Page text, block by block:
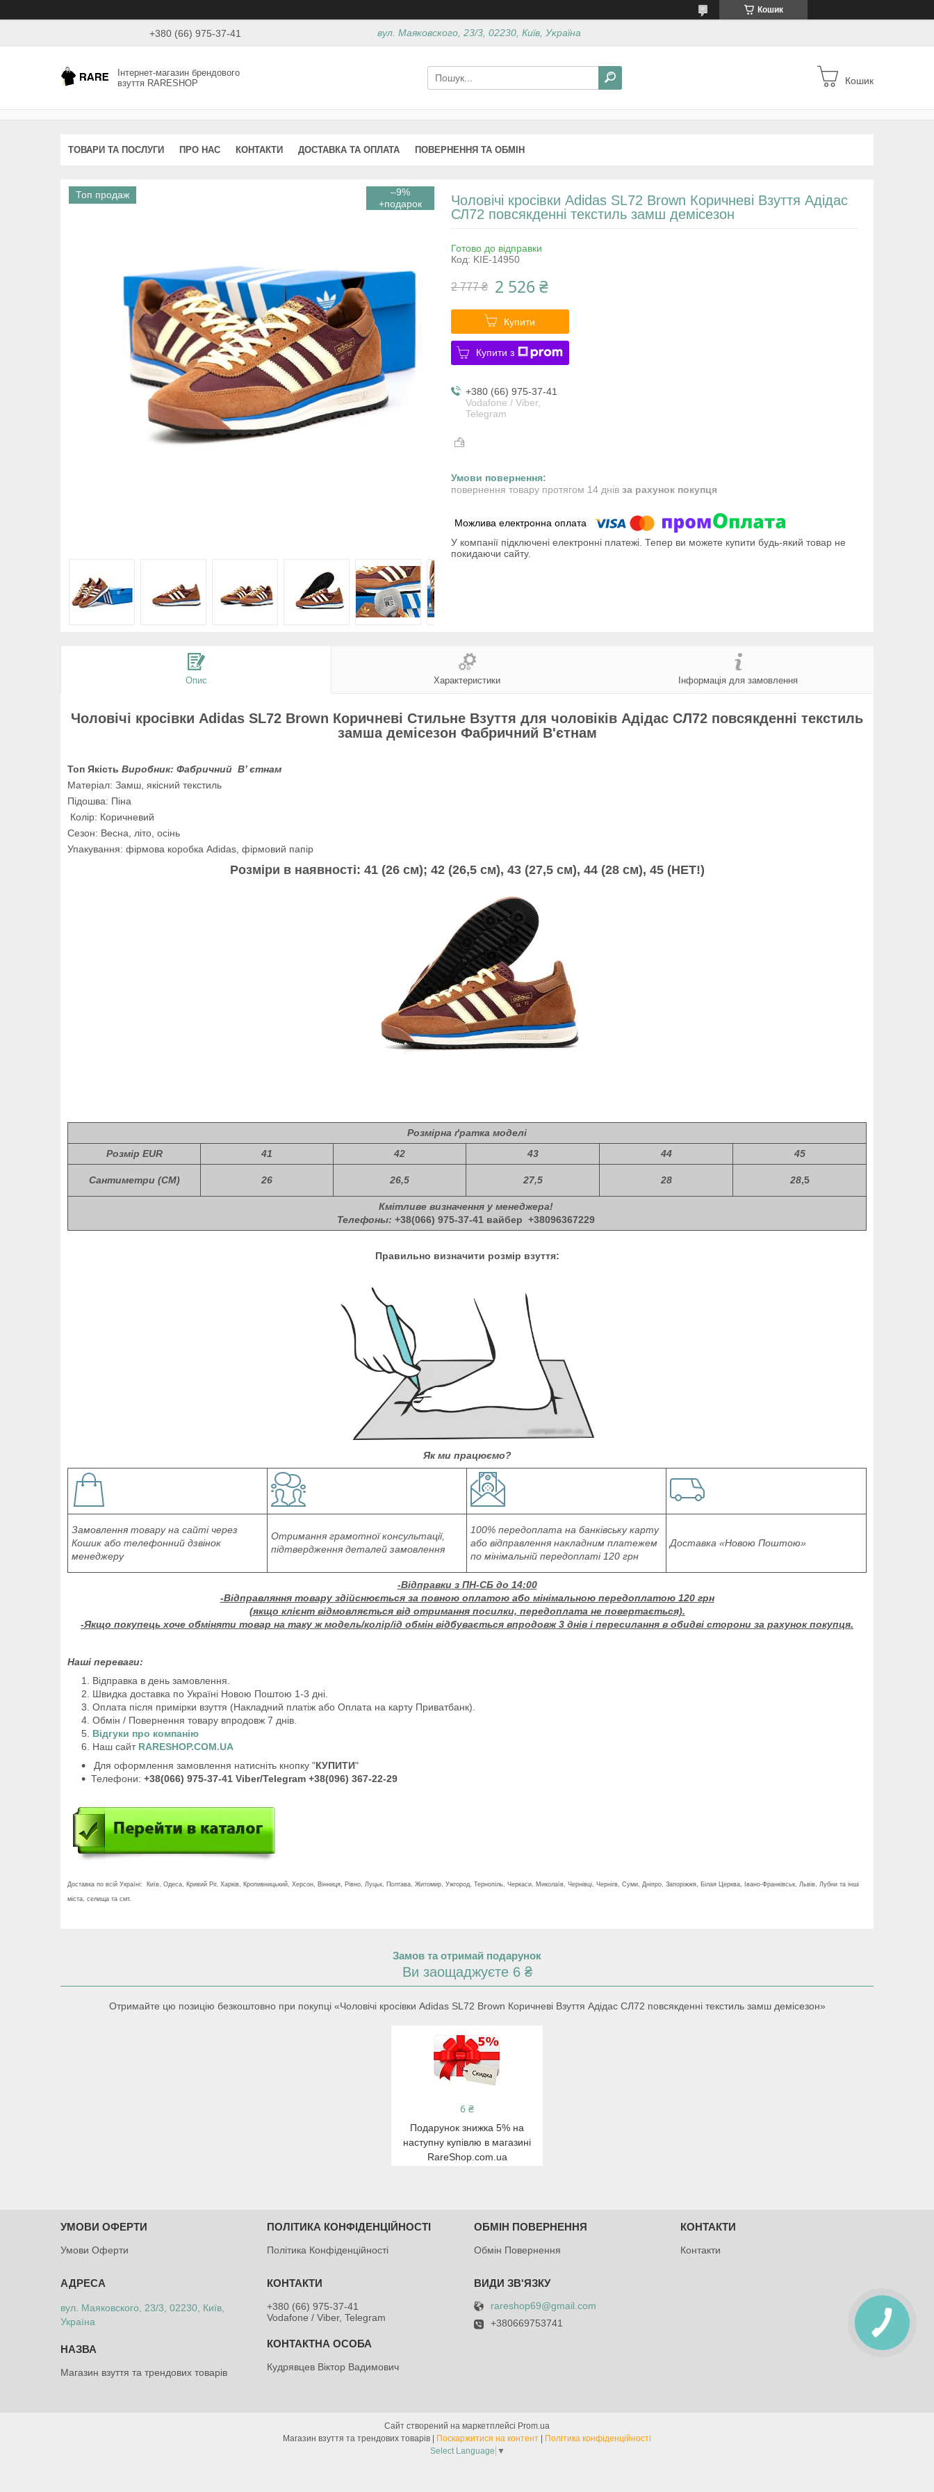
Кошик
+380 (66) 975-37-41 вул. Маяковского, 23/3, 02230, Київ, Україна
Інтернет-магазин брендового
взуття RARESHOP
Кошик
ТОВАРИ ТА ПОСЛУГИ ПРО НАС КОНТАКТИ ДОСТАВКА ТА ОПЛАТА ПОВЕРНЕННЯ ТА ОБМІН
Топ продаж –9%
Чоловічі кросівки Adidas SL72 Brown Коричневі Взуття Адідас
СЛ72 повсякденні текстиль замш демісезон
Готово до відправки
Код: KIE-14950
2 777 ₴ 2 526 ₴
Купити
Купити з
+380 (66) 975-37-41
Vodafone / Viber,
Telegram
повернення товару протягом 14 днів за рахунок покупця
У компанії підключені електронні платежі. Тепер ви можете купити будь-який товар не
покидаючи сайту.
Опис Характеристики Інформація для замовлення
Чоловічі кросівки Adidas SL72 Brown Коричневі Стильне Взуття для чоловіків Адідас СЛ72 повсякденні текстиль
замша демісезон Фабричний В'єтнам
Топ Якість Виробник: Фабричний В’ єтнам
Матеріал: Замш, якісний текстиль
Підошва: Піна
Колір: Коричневий
Сезон: Весна, літо, осінь
Упакування: фірмова коробка Adidas, фірмовий папір
Розміри в наявності: 41 (26 см); 42 (26,5 см), 43 (27,5 см), 44 (28 см), 45 (НЕТ!)
Розмірна ґратка моделі
Розмір EUR
41 42 43 44 45
Сантиметри (СМ) 26 26,5 27,5 28 28,5
Кмітливе визначення у менеджера!
Телефоны: +38(066) 975-37-41 вайбер +38096367229
Правильно визначити розмір взуття:
Як ми працюємо?
Замовлення товару на сайті через
Кошик або телефонний дзвінок
менеджеру
Отримання грамотної консультації,
підтвердження деталей замовлення
100% передоплата на банківську карту
або відправлення накладним платежем
по мінімальній передоплаті 120 грн
Доставка «Новою Поштою»
-Відправки з ПН-СБ до 14:00
-Відправляння товару здійснюється за повною оплатою або мінімальною передоплатою 120 грн
(якщо клієнт відмовляється від отримання посилки, передоплата не повертається).
-Якщо покупець хоче обміняти товар на таку ж модель/колір/ід обмін відбувається впродовж 3 днів і пересилання в обидві сторони за рахунок покупця.
Наші переваги:
Відправка в день замовлення.
Швидка доставка по Україні Новою Поштою 1-3 дні.
Оплата після примірки взуття (Накладний платіж або Оплата на карту Приватбанк).
Обмін / Повернення товару впродовж 7 днів.
Відгуки про компанію
Наш сайт RARESHOP.COM.UA
Для оформлення замовлення натисніть кнопку "КУПИТИ"
Телефони: +38(066) 975-37-41 Viber/Telegram +38(096) 367-22-29
Доставка по всій Україні: Київ, Одеса, Кривий Ріг, Харків, Кропивницький, Херсон, Вінниця, Рівно, Луцьк, Полтава, Житомир, Ужгород, Тернопіль, Черкаси, Миколаїв, Чернівці, Чернігв, Суми, Дніпро, Запоріжжя, Білая Церква, Івано-Франківськ, Львів, Лубни та інші
міста, селища та смт.
Замов та отримай подарунок
Ви заощаджуєте 6 ₴
Отримайте цю позицію безкоштовно при покупці «Чоловічі кросівки Adidas SL72 Brown Коричневі Взуття Адідас СЛ72 повсякденні текстиль замш демісезон»
6 ₴
Подарунок знижка 5% на
наступну купівлю в магазині
RareShop.com.ua
УМОВИ ОФЕРТИ
Умови Оферти
ПОЛІТИКА КОНФІДЕНЦІЙНОСТІ
Політика Конфіденційності
ОБМІН ПОВЕРНЕННЯ
Обмін Повернення
КОНТАКТИ
Контакти
вул. Маяковского, 23/3, 02230, Київ,
Україна
Магазин взуття та трендових товарів
+380 (66) 975-37-41
Vodafone / Viber, Telegram
Кудрявцев Віктор Вадимович
rareshop69@gmail.com
+380669753741
Сайт створений на маркетплейсі Prom.ua
Магазин взуття та трендових товарів | Поскаржитися на контент | Політика конфіденційності
Select Language ▼